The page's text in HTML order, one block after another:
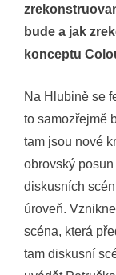
bude a jak
konceptu
Na Hlubině se
to samozřejmě
tam jsou nové
obrovský
diskusních
úroveň.
scéna, která
tam diskusní